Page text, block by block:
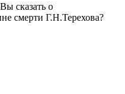
сказать о
смерти Г.Н.Терехова?